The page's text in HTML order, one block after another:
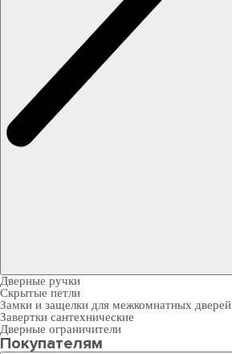
Дверные ручки
Скрытые петли
Замки и защелки для межкомнатных дверей
Завертки сантехнические
Дверные ограничители
Покупателям